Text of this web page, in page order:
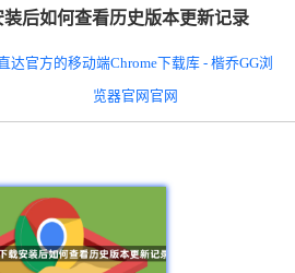
装后如何查看历史版本更新记录
直达官方的移动端Chrome下载库 - 楷乔GG浏
览器官网官网